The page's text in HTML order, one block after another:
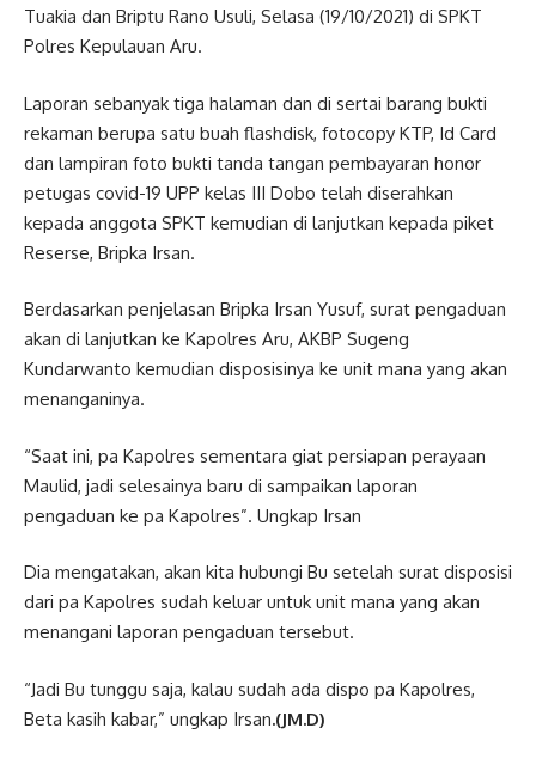
Tuakia dan Briptu Rano Usuli, Selasa (19/10/2021) di SPKT
Polres Kepulauan Aru.
Laporan sebanyak tiga halaman dan di sertai barang bukti
rekaman berupa satu buah flashdisk, fotocopy KTP, Id Card
dan lampiran foto bukti tanda tangan pembayaran honor
petugas covid-19 UPP kelas III Dobo telah diserahkan
kepada anggota SPKT kemudian di lanjutkan kepada piket
Reserse, Bripka Irsan.
Berdasarkan penjelasan Bripka Irsan Yusuf, surat pengaduan
akan di lanjutkan ke Kapolres Aru, AKBP Sugeng
Kundarwanto kemudian disposisinya ke unit mana yang akan
menanganinya.
“Saat ini, pa Kapolres sementara giat persiapan perayaan
Maulid, jadi selesainya baru di sampaikan laporan
pengaduan ke pa Kapolres”. Ungkap Irsan
Dia mengatakan, akan kita hubungi Bu setelah surat disposisi
dari pa Kapolres sudah keluar untuk unit mana yang akan
menangani laporan pengaduan tersebut.
“Jadi Bu tunggu saja, kalau sudah ada dispo pa Kapolres,
Beta kasih kabar,” ungkap Irsan.(JM.D)